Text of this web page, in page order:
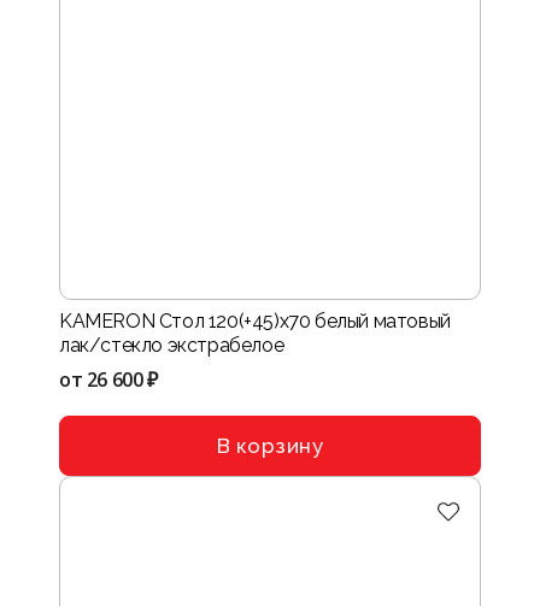
KAMERON Стол 120(+45)х70 белый матовый
лак/стекло экстрабелое
от 26 600 ₽
В корзину